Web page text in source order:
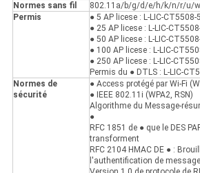
Normes sans fil
802.11a/b/g/d/e/h/k/n/r/u/
Permis
● 5 AP licese : L-LIC-CT5508-
● 25 AP licese : L-LIC-
● 50 AP licese : L-LIC-
● 100 AP licese : L-LIC-
● 250 AP licese : L-LIC-
Permis du ● DTLS : L-LIC-
Normes de
sécurité
● Access protégé par Wi-Fi
● IEEE 802.11i (WPA2, RSN)
Algorithme du Message-
●
RFC 1851 de ● que le DES
transforment
RFC 2104 HMAC DE ● :
l'authentification de message